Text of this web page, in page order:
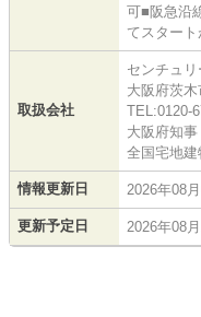
可■阪急沿
てスタート
取扱会社
センチュ
大阪府茨木
TEL:0120-
大阪府知
全国宅地
情報更新日 2026年08
更新予定日 2026年08